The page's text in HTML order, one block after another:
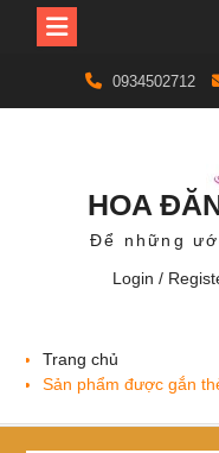
content
0934502712
HOA
Để những
Login /
Trang chủ
Sản phẩm được gắn